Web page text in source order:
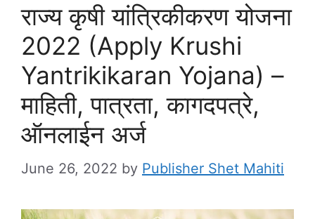
राज्य कृषी यांत्रिकीकरण योजना
2022 (Apply Krushi
Yantrikikaran Yojana) –
माहिती, पात्रता, कागदपत्रे,
ऑनलाईन अर्ज
June 26, 2022 by Publisher Shet Mahiti